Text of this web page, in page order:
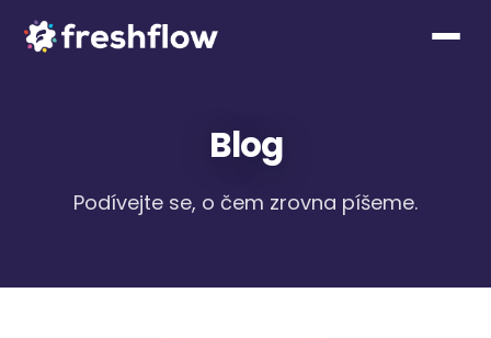
Blog
Podívejte se, o čem zrovna píšeme.